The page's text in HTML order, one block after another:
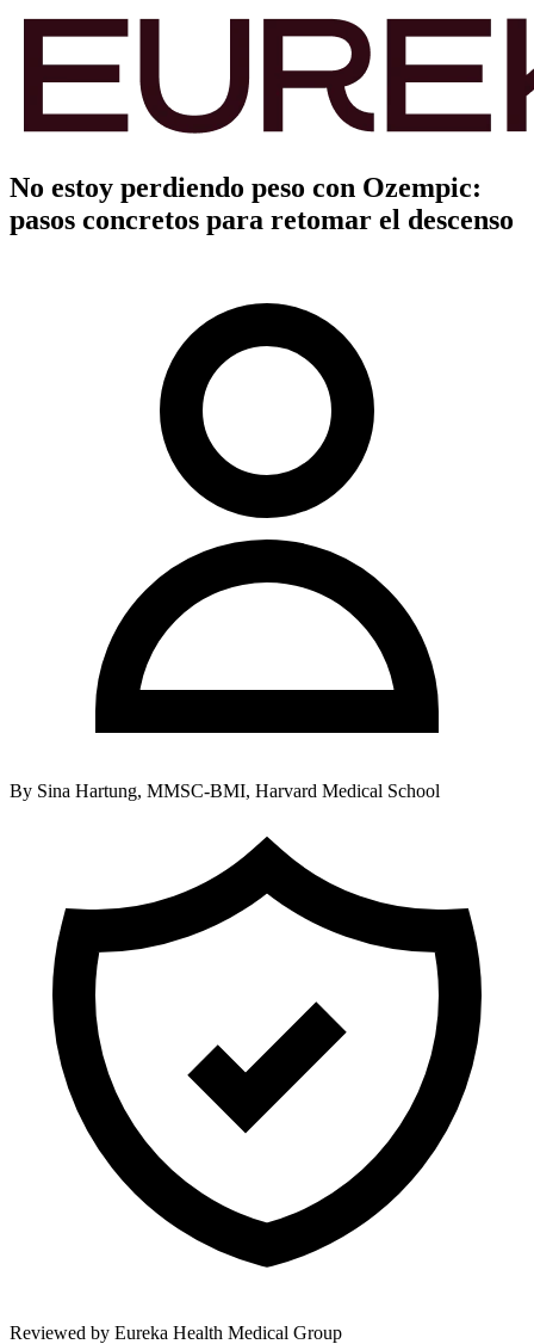
No estoy perdiendo peso con Ozempic:
pasos concretos para retomar el descenso
By Sina Hartung, MMSC-BMI, Harvard Medical School
Reviewed by Eureka Health Medical Group